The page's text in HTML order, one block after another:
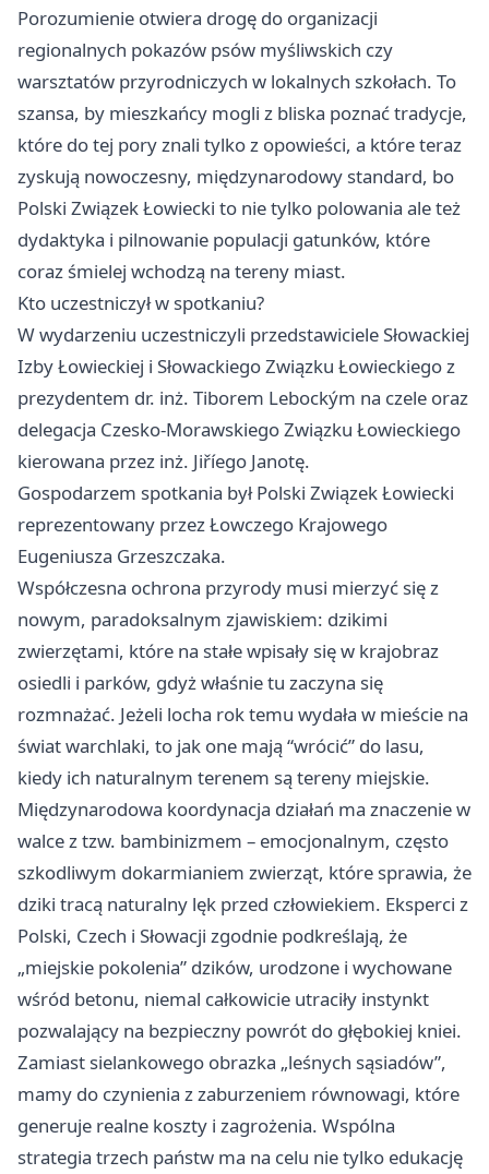
Porozumienie otwiera drogę do organizacji
regionalnych pokazów psów myśliwskich czy
warsztatów przyrodniczych w lokalnych szkołach. To
szansa, by mieszkańcy mogli z bliska poznać tradycje,
które do tej pory znali tylko z opowieści, a które teraz
zyskują nowoczesny, międzynarodowy standard, bo
Polski Związek Łowiecki to nie tylko polowania ale też
dydaktyka i pilnowanie populacji gatunków, które
coraz śmielej wchodzą na tereny miast.
Kto uczestniczył w spotkaniu?
W wydarzeniu uczestniczyli przedstawiciele Słowackiej
Izby Łowieckiej i Słowackiego Związku Łowieckiego z
prezydentem dr. inż. Tiborem Lebockým na czele oraz
delegacja Czesko-Morawskiego Związku Łowieckiego
kierowana przez inż. Jiříego Janotę.
Gospodarzem spotkania był Polski Związek Łowiecki
reprezentowany przez Łowczego Krajowego
Eugeniusza Grzeszczaka.
Współczesna ochrona przyrody musi mierzyć się z
nowym, paradoksalnym zjawiskiem: dzikimi
zwierzętami, które na stałe wpisały się w krajobraz
osiedli i parków, gdyż właśnie tu zaczyna się
rozmnażać. Jeżeli locha rok temu wydała w mieście na
świat warchlaki, to jak one mają “wrócić” do lasu,
kiedy ich naturalnym terenem są tereny miejskie.
Międzynarodowa koordynacja działań ma znaczenie w
walce z tzw. bambinizmem – emocjonalnym, często
szkodliwym dokarmianiem zwierząt, które sprawia, że
dziki tracą naturalny lęk przed człowiekiem. Eksperci z
Polski, Czech i Słowacji zgodnie podkreślają, że
„miejskie pokolenia” dzików, urodzone i wychowane
wśród betonu, niemal całkowicie utraciły instynkt
pozwalający na bezpieczny powrót do głębokiej kniei.
Zamiast sielankowego obrazka „leśnych sąsiadów”,
mamy do czynienia z zaburzeniem równowagi, które
generuje realne koszty i zagrożenia. Wspólna
strategia trzech państw ma na celu nie tylko edukację